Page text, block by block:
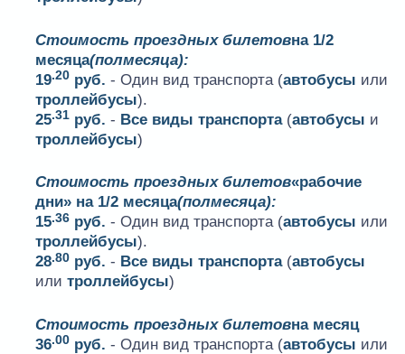
Стоимость проездных билетовна 1/2
месяца(полмесяца):
19.20 руб. - Один вид транспорта (автобусы или
троллейбусы).
25.31 руб. - Все виды транспорта(автобусы и
троллейбусы)
Стоимость проездных билетов«рабочие
дни» на 1/2 месяца(полмесяца):
15.36 руб. - Один вид транспорта (автобусы или
троллейбусы).
28.80 руб. - Все виды транспорта(автобусы
илитроллейбусы)
Стоимость проездных билетовна месяц
36.00 руб. - Один вид транспорта (автобусы или